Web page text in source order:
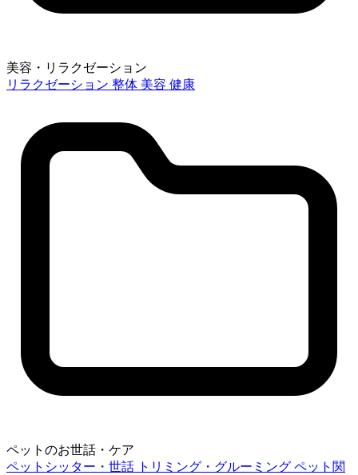
美容・リラクゼーション
リラクゼーション 整体 美容 健康
ペットのお世話・ケア
ペットシッター・世話 トリミング・グルーミング ペット関